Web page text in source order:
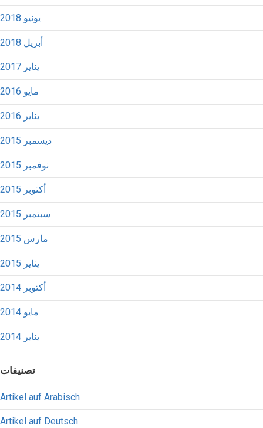
يونيو 2018
أبريل 2018
يناير 2017
مايو 2016
يناير 2016
ديسمبر 2015
نوفمبر 2015
أكتوبر 2015
سبتمبر 2015
مارس 2015
يناير 2015
أكتوبر 2014
مايو 2014
يناير 2014
تصنيفات
Artikel auf Arabisch
Artikel auf Deutsch